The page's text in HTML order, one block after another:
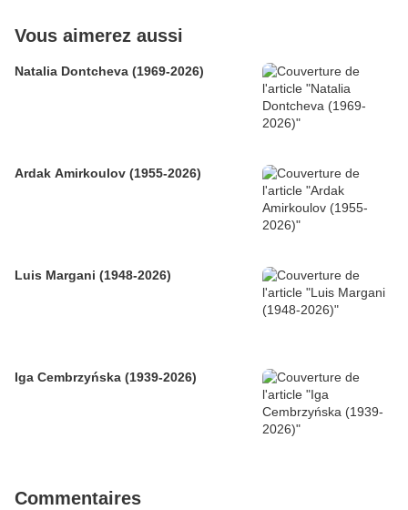
Vous aimerez aussi
Natalia Dontcheva (1969-2026)
Ardak Amirkoulov (1955-2026)
Luis Margani (1948-2026)
Iga Cembrzyńska (1939-2026)
Commentaires